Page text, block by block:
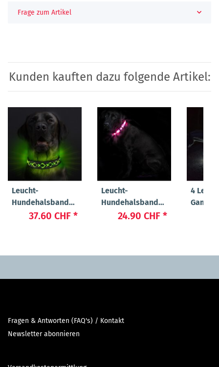
Frage zum Artikel
Kunden kauften dazu folgende Artikel:
Leucht-
Hundehalsband
"Beauty"
37.60 CHF *
Leucht-
Hundehalsband
"Cash"24.90 CHF *
4
Fragen & Antworten (FAQ's) / Kontakt
Newsletter abonnieren